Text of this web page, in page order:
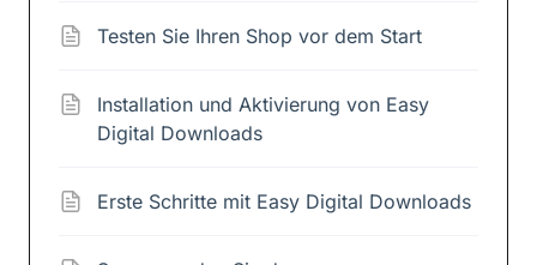
Testen Sie Ihren Shop vor dem Start
Installation und Aktivierung von Easy
Digital Downloads
Erste Schritte mit Easy Digital Downloads